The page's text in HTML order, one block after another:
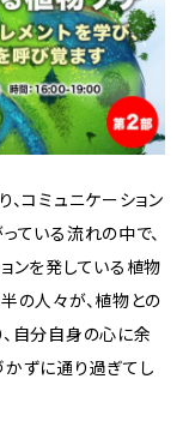
コミュニケーション
ている流れの中で、
ンを発している植物
の人々が、植物との
自分自身の心に余
ずに通り過ぎてし